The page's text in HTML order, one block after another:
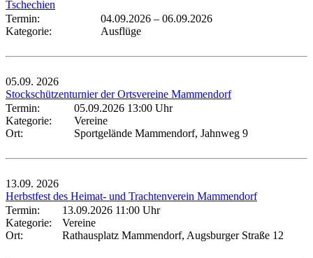
Tschechien
Termin:
04.09.2026 – 06.09.2026
Kategorie:
Ausflüge
05.09. 2026
Stockschützenturnier der Ortsvereine Mammendorf
Termin:
05.09.2026 13:00 Uhr
Kategorie:
Vereine
Ort:
Sportgelände Mammendorf, Jahnweg 9
13.09. 2026
Herbstfest des Heimat- und Trachtenverein Mammendorf
Termin:
13.09.2026 11:00 Uhr
Kategorie:
Vereine
Ort:
Rathausplatz Mammendorf, Augsburger Straße 12